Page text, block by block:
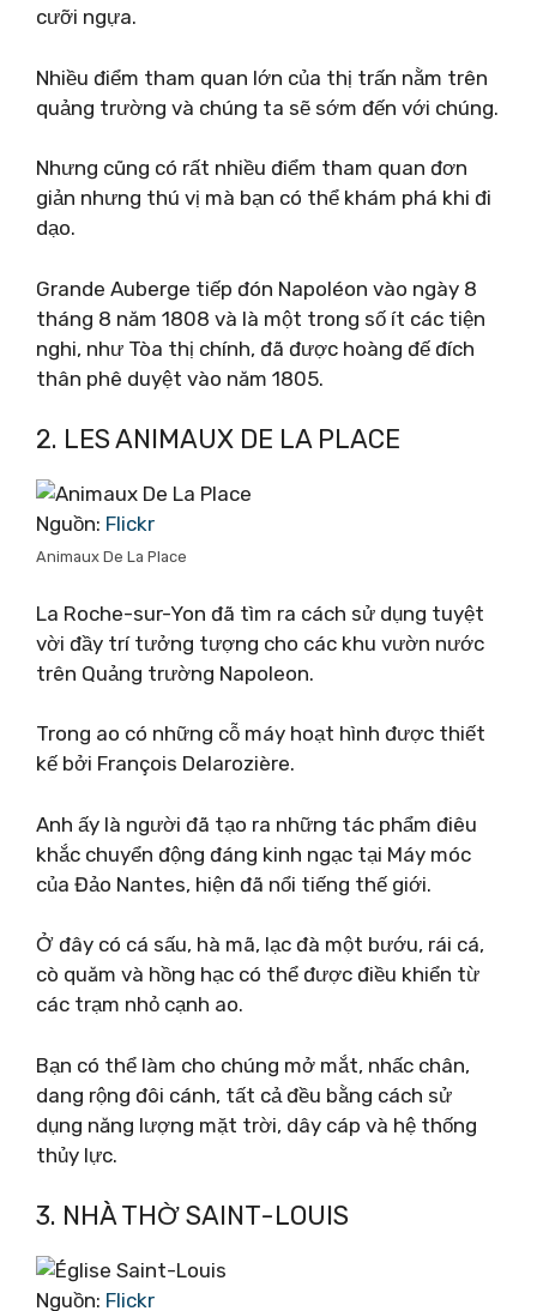
cưỡi ngựa.
Nhiều điểm tham quan lớn của thị trấn nằm trên
quảng trường và chúng ta sẽ sớm đến với chúng.
Nhưng cũng có rất nhiều điểm tham quan đơn
giản nhưng thú vị mà bạn có thể khám phá khi đi
dạo.
Grande Auberge tiếp đón Napoléon vào ngày 8
tháng 8 năm 1808 và là một trong số ít các tiện
nghi, như Tòa thị chính, đã được hoàng đế đích
thân phê duyệt vào năm 1805.
2. LES ANIMAUX DE LA PLACE
Nguồn: Flickr
Animaux De La Place
La Roche-sur-Yon đã tìm ra cách sử dụng tuyệt
vời đầy trí tưởng tượng cho các khu vườn nước
trên Quảng trường Napoleon.
Trong ao có những cỗ máy hoạt hình được thiết
kế bởi François Delarozière.
Anh ấy là người đã tạo ra những tác phẩm điêu
khắc chuyển động đáng kinh ngạc tại Máy móc
của Đảo Nantes, hiện đã nổi tiếng thế giới.
Ở đây có cá sấu, hà mã, lạc đà một bướu, rái cá,
cò quăm và hồng hạc có thể được điều khiển từ
các trạm nhỏ cạnh ao.
Bạn có thể làm cho chúng mở mắt, nhấc chân,
dang rộng đôi cánh, tất cả đều bằng cách sử
dụng năng lượng mặt trời, dây cáp và hệ thống
thủy lực.
3. NHÀ THỜ SAINT-LOUIS
Nguồn: Flickr